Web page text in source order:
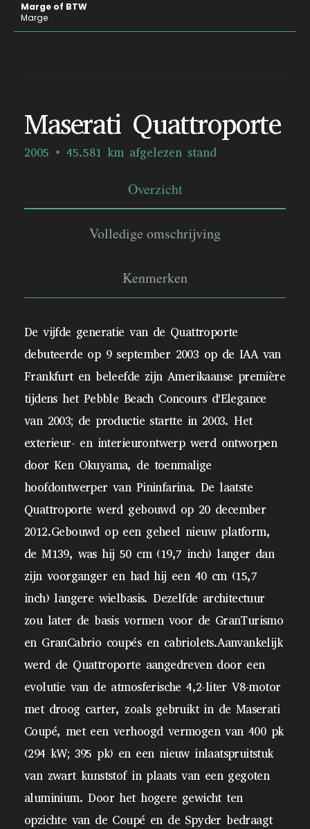
Marge of BTW
Marge
Maserati Quattroporte
2005 45.581 km afgelezen stand
Overzicht
Volledige omschrijving
Kenmerken
De vijfde generatie van de Quattroporte
debuteerde op 9 september 2003 op de IAA van
Frankfurt en beleefde zijn Amerikaanse première
tijdens het Pebble Beach Concours d'Elegance
van 2003; de productie startte in 2003. Het
exterieur- en interieurontwerp werd ontworpen
door Ken Okuyama, de toenmalige
hoofdontwerper van Pininfarina. De laatste
Quattroporte werd gebouwd op 20 december
2012.Gebouwd op een geheel nieuw platform,
de M139, was hij 50 cm (19,7 inch) langer dan
zijn voorganger en had hij een 40 cm (15,7
inch) langere wielbasis. Dezelfde architectuur
zou later de basis vormen voor de GranTurismo
en GranCabrio coupés en cabriolets.Aanvankelijk
werd de Quattroporte aangedreven door een
evolutie van de atmosferische 4,2-liter V8-motor
met droog carter, zoals gebruikt in de Maserati
Coupé, met een verhoogd vermogen van 400 pk
(294 kW; 395 pk) en een nieuw inlaatspruitstuk
van zwart kunststof in plaats van een gegoten
aluminium. Door het hogere gewicht ten
opzichte van de Coupé en de Spyder bedraagt ​​